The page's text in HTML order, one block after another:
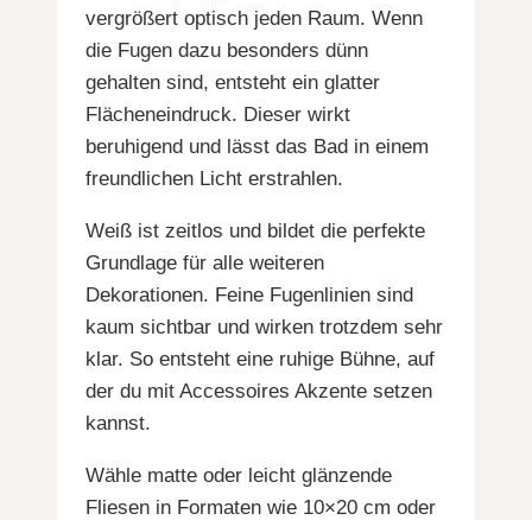
vergrößert optisch jeden Raum. Wenn
die Fugen dazu besonders dünn
gehalten sind, entsteht ein glatter
Flächeneindruck. Dieser wirkt
beruhigend und lässt das Bad in einem
freundlichen Licht erstrahlen.
Weiß ist zeitlos und bildet die perfekte
Grundlage für alle weiteren
Dekorationen. Feine Fugenlinien sind
kaum sichtbar und wirken trotzdem sehr
klar. So entsteht eine ruhige Bühne, auf
der du mit Accessoires Akzente setzen
kannst.
Wähle matte oder leicht glänzende
Fliesen in Formaten wie 10×20 cm oder